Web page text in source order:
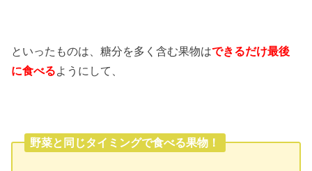
といったものは、糖分を多く含む果物はできるだけ最後
に食べるようにして、
野菜と同じタイミングで食べる果物！